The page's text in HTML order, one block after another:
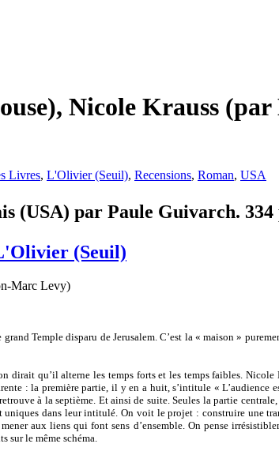
Nicole Krauss (par
Livres, L'Olivier (Seuil), Recensions, Roman, USA
(USA) par Paule Guivarch. 334
(Seuil)
Temple disparu de Jerusalem. C’est la « maison »
qu’il alterne les temps forts et les temps faibles. Nicole
: la première partie, il y en a huit, s’intitule « L’audience
à la septième. Et ainsi de suite. Seules la partie
uniques dans leur intitulé. On voit le projet : construire une
aux liens qui font sens d’ensemble. On pense
sur le même schéma.